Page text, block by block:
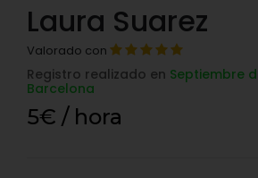
Laura Suarez
Valorado con
Registro realizado en Septiembre
Barcelona
5€ / hora